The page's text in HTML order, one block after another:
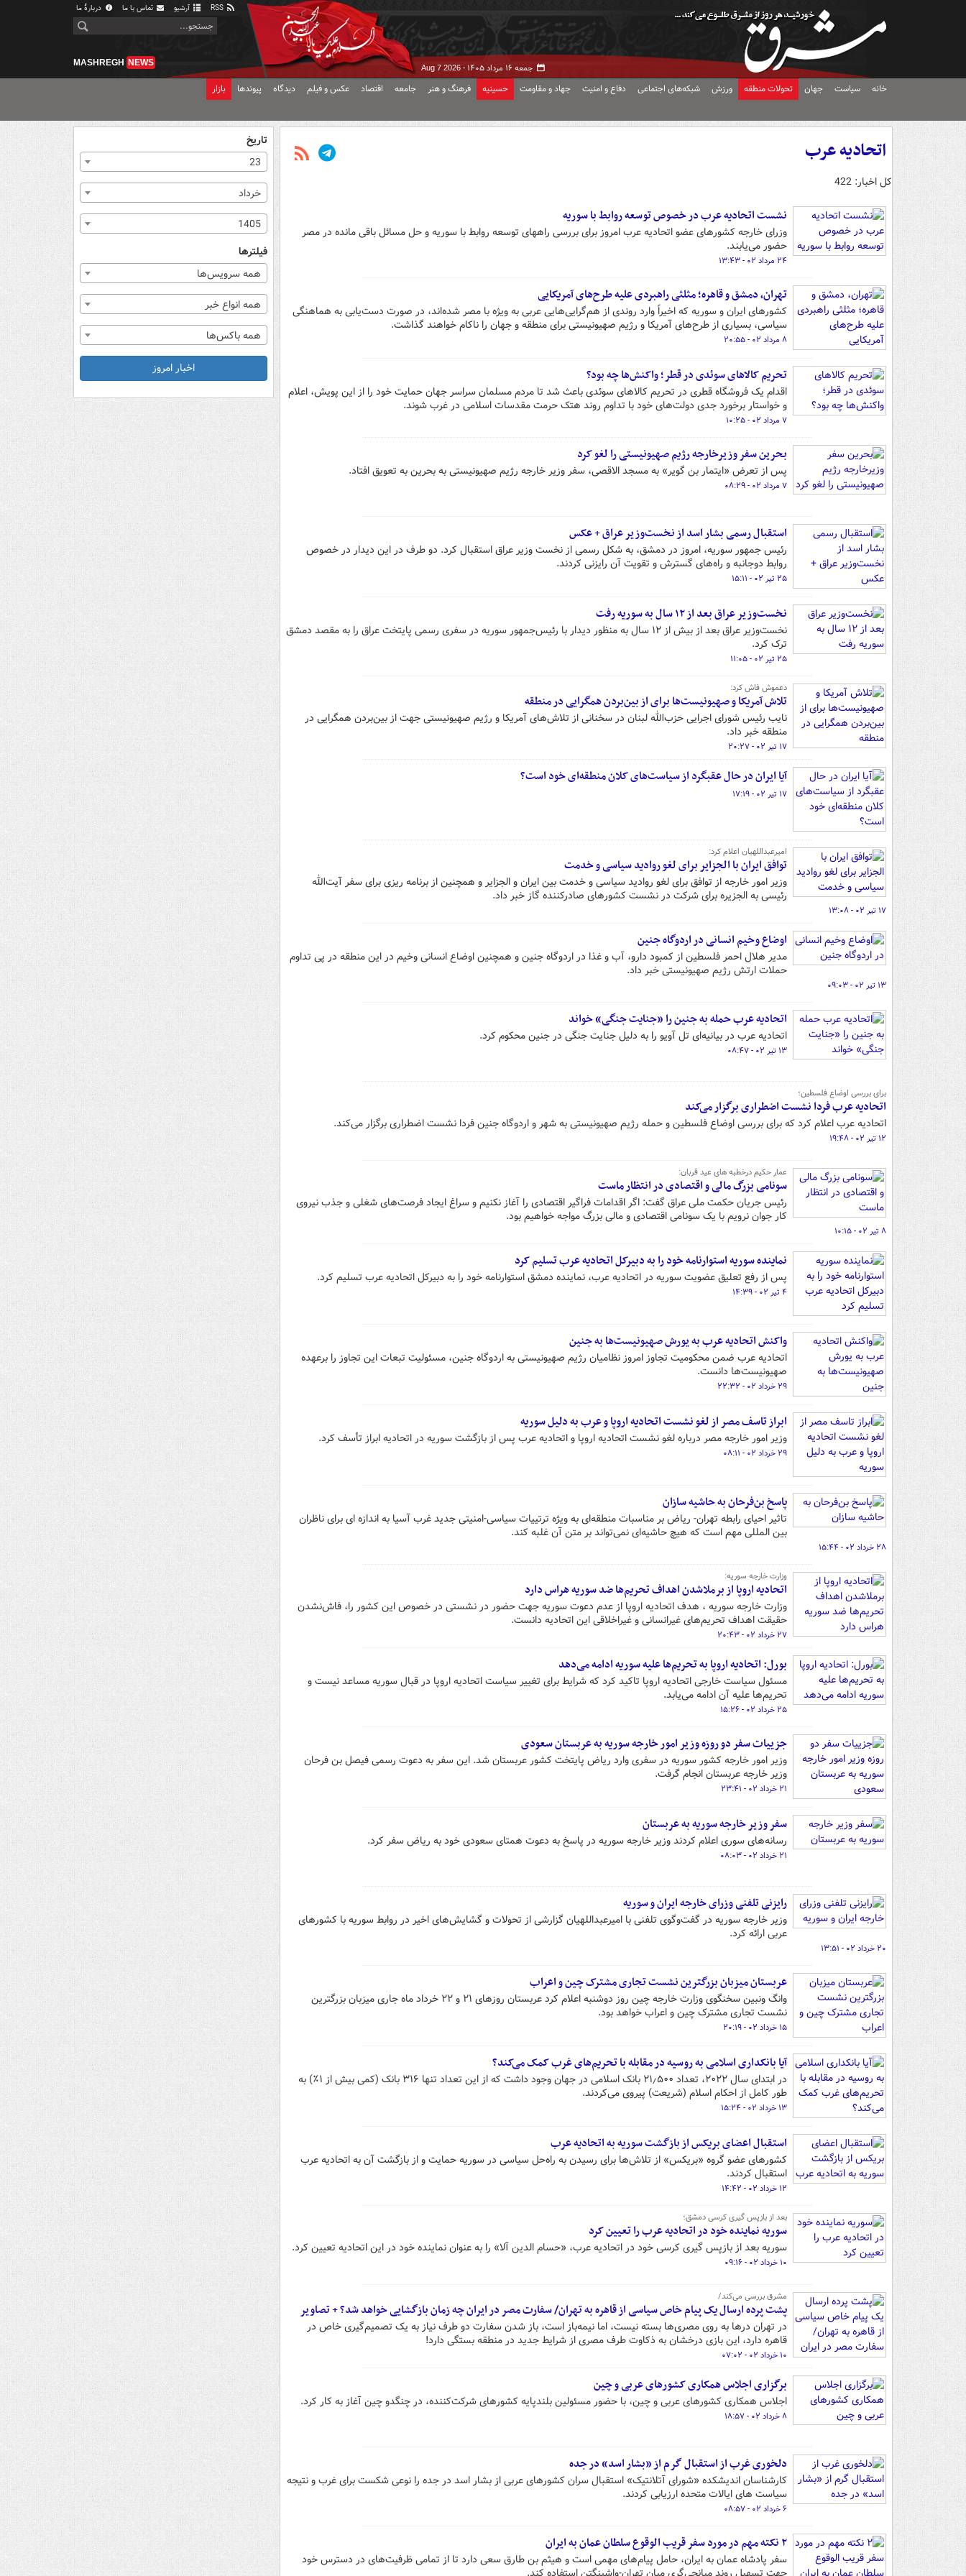
آرشیو تماس با ما دربارهٔ ما
جمعه ۱۶ مرداد ۱۴۰۵ - Aug 7 2026
MASHREGH NEWS
خانه سیاست جهان تحولات منطقه ورزش شبکه‌های اجتماعی دفاع و امنیت جهاد و مقاومت حسینیه فرهنگ و هنر جامعه اقتصاد عکس و فیلم دیدگاه پیوندها بازار
اتحادیه عرب
کل اخبار: 422
نشست اتحادیه عرب در خصوص توسعه روابط با سوریه
وزرای خارجه کشورهای عضو اتحادیه عرب امروز برای بررسی راههای توسعه روابط با سوریه و حل مسائل باقی مانده در مصر
حضور می‌یابند.
۲۴ مرداد ۰۲ - ۱۳:۴۳
تهران، دمشق و قاهره؛ مثلثی راهبردی علیه طرح‌های آمریکایی
کشورهای ایران و سوریه که اخیراً وارد روندی از هم‌گرایی‌هایی عربی به ویژه با مصر شده‌اند، در صورت دست‌یابی به هماهنگی
سیاسی، بسیاری از طرح‌های آمریکا و رژیم صهیونیستی برای منطقه و جهان را ناکام خواهند گذاشت.
۸ مرداد ۰۲ - ۲۰:۵۵
تحریم کالاهای سوئدی در قطر؛ واکنش‌ها چه بود؟
اقدام یک فروشگاه قطری در تحریم کالاهای سوئدی باعث شد تا مردم مسلمان سراسر جهان حمایت خود را از این پویش، اعلام
و خواستار برخورد جدی دولت‌های خود با تداوم روند هتک حرمت مقدسات اسلامی در غرب شوند.
۷ مرداد ۰۲ - ۱۰:۲۵
بحرین سفر وزیرخارجه رژیم صهیونیستی را لغو کرد
پس از تعرض «ایتمار بن گویر» به مسجد الاقصی، سفر وزیر خارجه رژیم صهیونیستی به بحرین به تعویق افتاد.
۷ مرداد ۰۲ - ۰۸:۲۹
استقبال رسمی بشار اسد از نخست‌وزیر عراق + عکس
رئیس جمهور سوریه، امروز در دمشق، به شکل رسمی از نخست وزیر عراق استقبال کرد. دو طرف در این دیدار در خصوص
روابط دوجانبه و راه‌های گسترش و تقویت آن رایزنی کردند.
۲۵ تیر ۰۲ - ۱۵:۱۱
نخست‌وزیر عراق بعد از ۱۲ سال به سوریه رفت
نخست‌وزیر عراق بعد از بیش از ۱۲ سال به منظور دیدار با رئیس‌جمهور سوریه در سفری رسمی پایتخت عراق را به مقصد دمشق
ترک کرد.
۲۵ تیر ۰۲ - ۱۱:۰۵
دعموش فاش کرد:
تلاش آمریکا و صهیونیست‌ها برای از بین‌بردن همگرایی در منطقه
نایب رئیس شورای اجرایی حزب‌الله لبنان در سخنانی از تلاش‌های آمریکا و رژیم صهیونیستی جهت از بین‌بردن همگرایی در
منطقه خبر داد.
۱۷ تیر ۰۲ - ۲۰:۲۷
آیا ایران در حال عقبگرد از سیاست‌های کلان منطقه‌ای خود است؟
۱۷ تیر ۰۲ - ۱۷:۱۹
امیرعبداللهیان اعلام کرد:
توافق ایران با الجزایر برای لغو روادید سیاسی و خدمت
وزیر امور خارجه از توافق برای لغو روادید سیاسی و خدمت بین ایران و الجزایر و همچنین از برنامه ریزی برای سفر آیت‌الله
رئیسی به الجزیره برای شرکت در نشست کشورهای صادرکننده گاز خبر داد.
۱۷ تیر ۰۲ - ۱۳:۰۸
اوضاع وخیم انسانی در اردوگاه جنین
مدیر هلال احمر فلسطین از کمبود دارو، آب و غذا در اردوگاه جنین و همچنین اوضاع انسانی وخیم در این منطقه در پی تداوم
حملات ارتش رژیم صهیونیستی خبر داد.
۱۳ تیر ۰۲ - ۰۹:۰۳
اتحادیه عرب حمله به جنین را «جنایت جنگی» خواند
اتحادیه عرب در بیانیه‌ای تل آویو را به دلیل جنایت جنگی در جنین محکوم کرد.
۱۳ تیر ۰۲ - ۰۸:۴۷
برای بررسی اوضاع فلسطین؛
اتحادیه عرب فردا نشست اضطراری برگزار می‌کند
اتحادیه عرب اعلام کرد که برای بررسی اوضاع فلسطین و حمله رژیم صهیونیستی به شهر و اردوگاه جنین فردا نشست اضطراری برگزار می‌کند.
۱۲ تیر ۰۲ - ۱۹:۴۸
عمار حکیم درخطبه های عید قربان:
سونامی بزرگ مالی و اقتصادی در انتظار ماست
رئیس جریان حکمت ملی عراق گفت: اگر اقدامات فراگیر اقتصادی را آغاز نکنیم و سراغ ایجاد فرصت‌های شغلی و جذب نیروی
کار جوان نرویم با یک سونامی اقتصادی و مالی بزرگ مواجه خواهیم بود.
۸ تیر ۰۲ - ۱۰:۱۵
نماینده سوریه استوارنامه خود را به دبیرکل اتحادیه عرب تسلیم کرد
پس از رفع تعلیق عضویت سوریه در اتحادیه عرب، نماینده دمشق استوارنامه خود را به دبیرکل اتحادیه عرب تسلیم کرد.
۴ تیر ۰۲ - ۱۴:۳۹
واکنش اتحادیه عرب به یورش صهیونیست‌ها به جنین
اتحادیه عرب ضمن محکومیت تجاوز امروز نظامیان رژیم صهیونیستی به اردوگاه جنین، مسئولیت تبعات این تجاوز را برعهده
صهیونیست‌ها دانست.
۲۹ خرداد ۰۲ - ۲۲:۳۲
ابراز تاسف مصر از لغو نشست اتحادیه اروپا و عرب به دلیل سوریه
وزیر امور خارجه مصر درباره لغو نشست اتحادیه اروپا و اتحادیه عرب پس از بازگشت سوریه در اتحادیه ابراز تأسف کرد.
۲۹ خرداد ۰۲ - ۰۸:۱۱
پاسخ بن‌فرحان به حاشیه سازان
تاثیر احیای رابطه تهران- ریاض بر مناسبات منطقه‌ای به ویژه ترتییات سیاسی-امنیتی جدید غرب آسیا به اندازه ای برای ناظران
بین المللی مهم است که هیچ حاشیه‌ای نمی‌تواند بر متن آن غلبه کند.
۲۸ خرداد ۰۲ - ۱۵:۴۴
وزارت خارجه سوریه:
اتحادیه اروپا از برملاشدن اهداف تحریم‌ها ضد سوریه هراس دارد
وزارت خارجه سوریه ، هدف اتحادیه اروپا از عدم دعوت سوریه جهت حضور در نشستی در خصوص این کشور را، فاش‌نشدن
حقیقت اهداف تحریم‌های غیرانسانی و غیراخلاقی این اتحادیه دانست.
۲۷ خرداد ۰۲ - ۲۰:۴۳
بورل: اتحادیه اروپا به تحریم‌ها علیه سوریه ادامه می‌دهد
مسئول سیاست خارجی اتحادیه اروپا تاکید کرد که شرایط برای تغییر سیاست اتحادیه اروپا در قبال سوریه مساعد نیست و
تحریم‌ها علیه آن ادامه می‌یابد.
۲۵ خرداد ۰۲ - ۱۵:۲۶
جزییات سفر دو روزه وزیر امور خارجه سوریه به عربستان سعودی
وزیر امور خارجه کشور سوریه در سفری وارد ریاض پایتخت کشور عربستان شد. این سفر به دعوت رسمی فیصل بن فرحان
وزیر خارجه عربستان انجام گرفت.
۲۱ خرداد ۰۲ - ۲۳:۴۱
سفر وزیر خارجه سوریه به عربستان
رسانه‌های سوری اعلام کردند وزیر خارجه سوریه در پاسخ به دعوت همتای سعودی خود به ریاض سفر کرد.
۲۱ خرداد ۰۲ - ۰۸:۰۳
رایزنی تلفنی وزرای خارجه ایران و سوریه
وزیر خارجه سوریه در گفت‌وگوی تلفنی با امیرعبداللهیان گزارشی از تحولات و گشایش‌های اخیر در روابط سوریه با کشورهای
عربی ارائه کرد.
۲۰ خرداد ۰۲ - ۱۳:۵۱
عربستان میزبان بزرگترین نشست تجاری مشترک چین و اعراب
وانگ ونبین سخنگوی وزارت خارجه چین روز دوشنبه اعلام کرد عربستان روزهای ۲۱ و ۲۲ خرداد ماه جاری میزبان بزرگترین
نشست تجاری مشترک چین و اعراب خواهد بود.
۱۵ خرداد ۰۲ - ۲۰:۱۹
آیا بانکداری اسلامی به روسیه در مقابله با تحریم‌های غرب کمک‌ می‌کند؟
در ابتدای سال ۲۰۲۲، تعداد ۲۱٫۵۰۰ بانک اسلامی در جهان وجود داشت که از این تعداد تنها ۳۱۶ بانک (کمی بیش از ۱٪) به
طور کامل از احکام اسلام (شریعت) پیروی‌ می‌کردند.
۱۳ خرداد ۰۲ - ۱۵:۲۴
استقبال اعضای بریکس از بازگشت سوریه به اتحادیه عرب
کشورهای عضو گروه «بریکس» از تلاش‌ها برای رسیدن به راه‌حل سیاسی در سوریه حمایت و از بازگشت آن به اتحادیه عرب
استقبال کردند.
۱۲ خرداد ۰۲ - ۱۴:۴۲
بعد از بازپس گیری کرسی دمشق؛
سوریه نماینده خود در اتحادیه عرب را تعیین کرد
سوریه بعد از بازپس گیری کرسی خود در اتحادیه عرب، «حسام الدین آلا» را به عنوان نماینده خود در این اتحادیه تعیین کرد.
۱۰ خرداد ۰۲ - ۰۹:۱۶
مشرق بررسی می‌کند/
پشت پرده ارسال یک پیام خاص سیاسی از قاهره به تهران/ سفارت مصر در ایران چه زمان بازگشایی خواهد شد؟ + تصاویر
در تهران درها به روی مصری‌ها بسته نیست، اما نیمه‌باز است، باز شدن سفارت دو طرف نیاز به یک تصمیم‌گیری خاص در
قاهره دارد، این بازی درخشان به ذکاوت طرف مصری از شرایط جدید در منطقه بستگی دارد!
۱۰ خرداد ۰۲ - ۰۷:۰۲
برگزاری اجلاس همکاری کشورهای عربی و چین
اجلاس همکاری کشورهای عربی و چین، با حضور مسئولین بلندپایه کشورهای شرکت‌کننده، در چنگدو چین آغاز به کار کرد.
۸ خرداد ۰۲ - ۱۸:۵۷
دلخوری غرب از استقبال گرم از «بشار اسد» در جده
کارشناسان اندیشکده «شورای آتلانتیک» استقبال سران کشورهای عربی از بشار اسد در جده را نوعی شکست برای غرب و نتیجه
سیاست های ایالات متحده ارزیابی کردند.
۶ خرداد ۰۲ - ۰۸:۵۷
۲ نکته مهم در مورد سفر قریب الوقوع سلطان عمان به ایران
سفر پادشاه عمان به ایران، حامل پیام‌های مهمی است و هیثم بن طارق سعی دارد تا از تمامی ظرفیت‌های در دسترس خود
تاریخ
23
خرداد
1405
فیلترها
همه سرویس‌ها
همه انواع خبر
همه باکس‌ها
اخبار امروز